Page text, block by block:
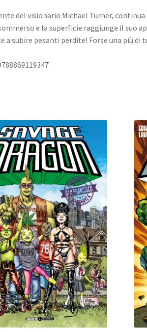
del visionario Michael Turner,
e la superficie raggiunge il suo
a subire pesanti perdite! Forse una più